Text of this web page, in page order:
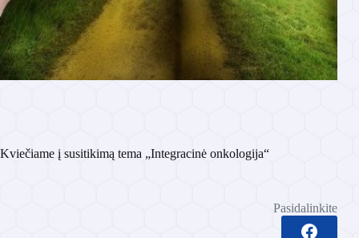
Kviečiame į susitikimą tema „Integracinė onkologija“
Pasidalinkite